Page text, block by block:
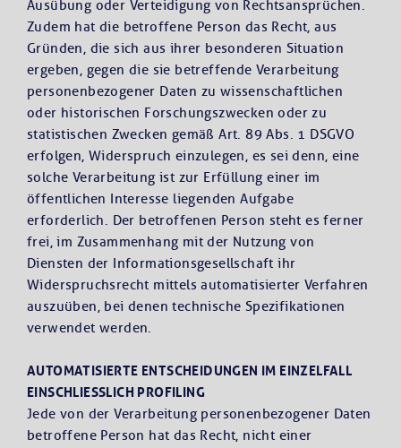
Ausübung oder Verteidigung von Rechtsansprüchen.
Zudem hat die betroffene Person das Recht, aus
Gründen, die sich aus ihrer besonderen Situation
ergeben, gegen die sie betreffende Verarbeitung
personenbezogener Daten zu wissenschaftlichen
oder historischen Forschungszwecken oder zu
statistischen Zwecken gemäß Art. 89 Abs. 1 DSGVO
erfolgen, Widerspruch einzulegen, es sei denn, eine
solche Verarbeitung ist zur Erfüllung einer im
öffentlichen Interesse liegenden Aufgabe
erforderlich. Der betroffenen Person steht es ferner
frei, im Zusammenhang mit der Nutzung von
Diensten der Informationsgesellschaft ihr
Widerspruchsrecht mittels automatisierter Verfahren
auszuüben, bei denen technische Spezifikationen
verwendet werden.
AUTOMATISIERTE ENTSCHEIDUNGEN IM EINZELFALL
EINSCHLIESSLICH PROFILING
Jede von der Verarbeitung personenbezogener Daten
betroffene Person hat das Recht, nicht einer